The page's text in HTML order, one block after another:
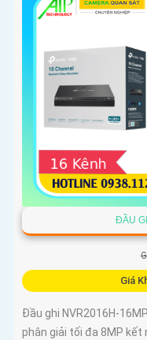
ĐẦU
Giá
Đầu ghi NVR2016H-
phân giải tối đa 8MP